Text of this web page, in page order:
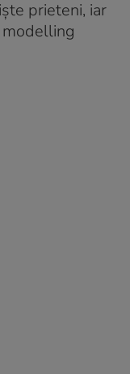
prieteni, iar
modelling